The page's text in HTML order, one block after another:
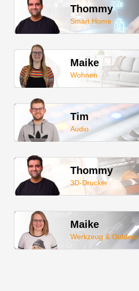
Thommy
Smart Home
Maike
Wohnen
Tim
Audio
Thommy
3D-Drucker
Maike
Werkzeug & Outdoor